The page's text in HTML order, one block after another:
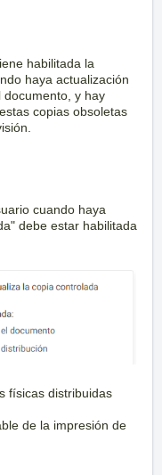
habilitada la
haya actualización
y hay
copias obsoletas
cuando haya
debe estar habilitada
físicas distribuidas
de la impresión de